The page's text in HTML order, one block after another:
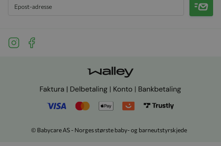
Meld
See our Instagram
See our Facebook
© Babycare AS - Norges største baby- og barneutstyrskjede